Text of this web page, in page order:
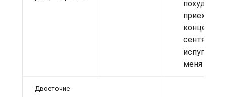
похудел;
конце
сентября,
меня
Двоеточие